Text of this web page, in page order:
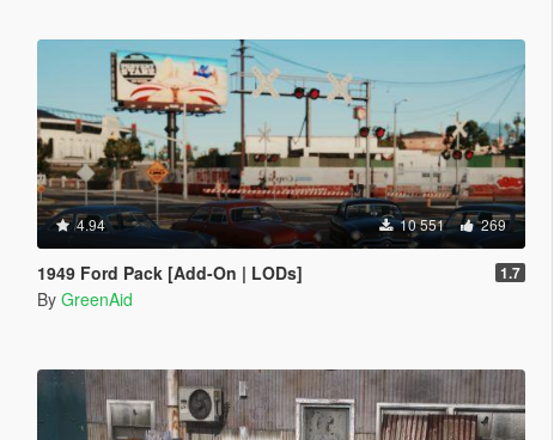
4.94 10 551 269
1949 Ford Pack [Add-On | LODs] 1.7
By GreenAid